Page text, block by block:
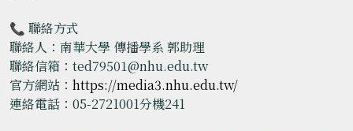
📞 聯絡方式
聯絡人：南華大學 傳播學系 郭助理
聯絡信箱：ted79501@nhu.edu.tw
官方網站： https://media3.nhu.edu.tw/
連絡電話：05-2721001分機241